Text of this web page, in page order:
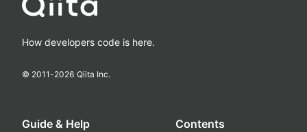
How developers code is here.
© 2011-2026 Qiita Inc.
Guide & Help Contents